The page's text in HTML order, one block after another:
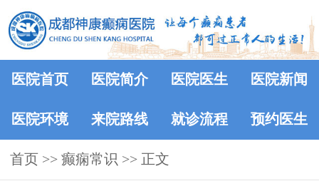
医院首页 医院简介 医院医生 医院新闻
医院环境 来院路线 就诊流程 预约医生
首页 >> 癫痫常识 >> 正文